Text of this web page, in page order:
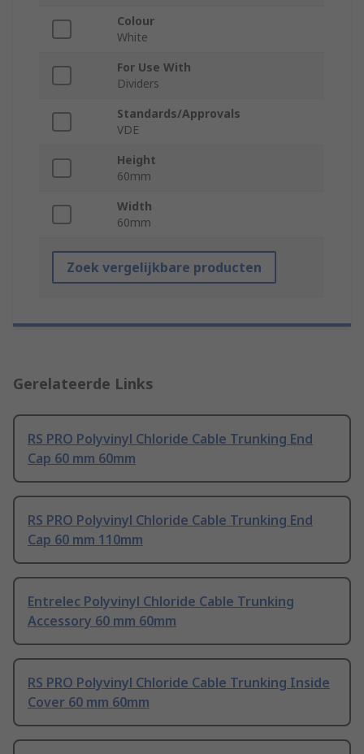
Colour
White
For Use With
Dividers
Standards/Approvals
VDE
Height
60mm
Width
60mm
Zoek vergelijkbare producten
Gerelateerde Links
RS PRO Polyvinyl Chloride Cable Trunking End
Cap 60 mm 60mm
RS PRO Polyvinyl Chloride Cable Trunking End
Cap 60 mm 110mm
Entrelec Polyvinyl Chloride Cable Trunking
Accessory 60 mm 60mm
RS PRO Polyvinyl Chloride Cable Trunking Inside
Cover 60 mm 60mm